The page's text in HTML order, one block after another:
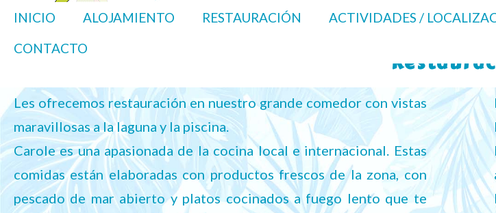
INICIO ALOJAMIENTO RESTAURACIÓN ACTIVIDADES /
CONTACTO
Les ofrecemos restauración en nuestro grande comedor con vistas
maravillosas a la laguna y la piscina.
Carole es una apasionada de la cocina local e internacional. Estas
comidas están elaboradas con productos frescos de la zona, con
pescado de mar abierto y platos cocinados a fuego lento que te